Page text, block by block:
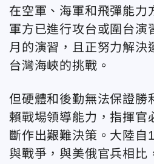
在空軍、海軍和飛彈能力
軍方已進行攻台或圍台演
月的演習，且正努力解決
台灣海峽的挑戰。
但硬體和後勤無法保證勝
賴戰場領導能力，指揮官
斷作出艱難決策。大陸自
與戰爭，與美俄官兵相比